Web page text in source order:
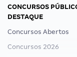
CONCURSOS
DESTAQUE
Concursos Abertos
Concursos 2026